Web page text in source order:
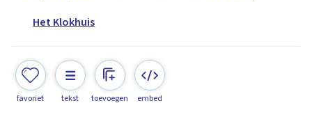
Het Klokhuis
favoriet tekst toevoegen embed